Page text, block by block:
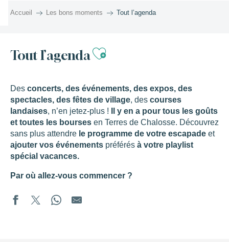
Accueil Les bons moments Tout l’agenda
Tout l’agendaAjouter aux
Des concerts, des événements, des expos, des
spectacles, des fêtes de village, des courses
landaises, n’en jetez-plus !
Il y en a pour tous les goûts
et toutes les bourses en Terres de Chalosse. Découvrez
sans plus attendre le programme de votre escapade et
ajouter vos événements préférés à votre playlist
spécial vacances.
Par où allez-vous commencer ?